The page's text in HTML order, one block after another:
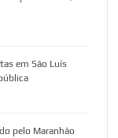
em São Luís
pelo Maranhão